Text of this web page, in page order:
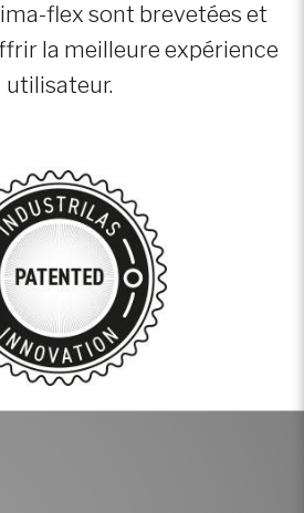
flex sont brevetées et
la meilleure expérience
utilisateur.